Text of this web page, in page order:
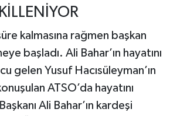
kalmasına rağmen başkan
başladı. Ali Bahar’ın hayatını
gelen Yusuf Hacısüleyman’ın
ATSO’da hayatını
Ali Bahar’ın kardeşi